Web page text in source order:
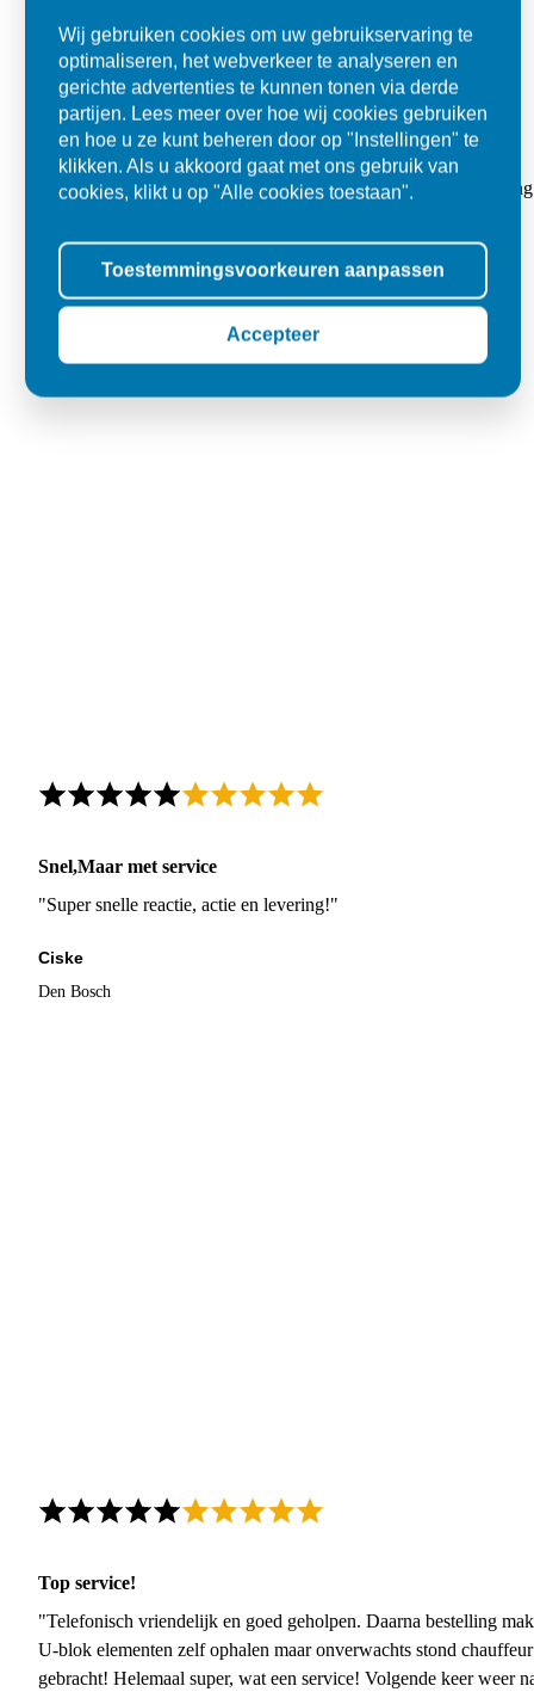
Super
"Goed geholpen bij aankoop en zeer klantvriendelijk. De
Jolanda
Snel,Maar met service
"Super snelle reactie, actie en levering!"
Ciske
Den Bosch
Top service!
"Telefonisch vriendelijk en goed geholpen. Daarna bestelling
U-blok elementen zelf ophalen maar onverwachts stond
gebracht! Helemaal super, wat een service! Volgende keer weer
Wij gebruiken cookies om uw gebruikservaring te
optimaliseren, het webverkeer te analyseren en
gerichte advertenties te kunnen tonen via derde
partijen. Lees meer over hoe wij cookies gebruiken
en hoe u ze kunt beheren door op "Instellingen" te
klikken. Als u akkoord gaat met ons gebruik van
cookies, klikt u op "Alle cookies toestaan".
Toestemmingsvoorkeuren aanpassen
Accepteer